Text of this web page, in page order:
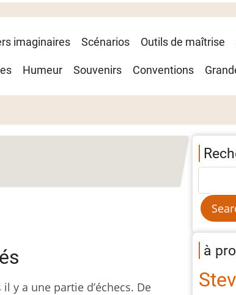
imaginaires Scénarios Outils de maîtrise
Humeur Souvenirs Conventions
y a une partie d’échecs. De
à